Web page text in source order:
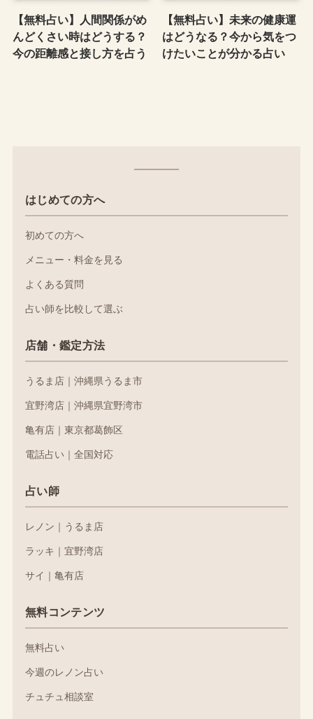
【無料占い】人間関係がめ
んどくさい時はどうする？
今の距離感と接し方を占う
【無料占い】未来の健康運
はどうなる？今から気をつ
けたいことが分かる占い
はじめての方へ
初めての方へ
メニュー・料金を見る
よくある質問
占い師を比較して選ぶ
店舗・鑑定方法
うるま店｜沖縄県うるま市
宜野湾店｜沖縄県宜野湾市
亀有店｜東京都葛飾区
電話占い｜全国対応
占い師
レノン｜うるま店
ラッキ｜宜野湾店
サイ｜亀有店
無料コンテンツ
無料占い
今週のレノン占い
チュチュ相談室